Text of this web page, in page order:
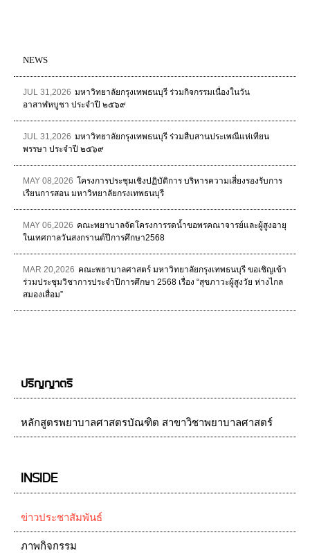
NEWS
JUL 31,2026 มหาวิทยาลัยกรุงเทพธนบุรี ร่วมกิจกรรมเนื่องในวัน
อาสาฬหบูชา ประจำปี ๒๕๖๙
JUL 31,2026 มหาวิทยาลัยกรุงเทพธนบุรี ร่วมสืบสานประเพณีแห่เทียน
พรรษา ประจำปี ๒๕๖๙
MAY 08,2026 โครงการประชุมเชิงปฏิบัติการ บริหารความเสี่ยงรองรับการ
เรียนการสอน มหาวิทยาลัยกรงเทพธนบุรี
MAY 06,2026 คณะพยาบาลจัดโครงการรดน้ำขอพรคณาจารย์และผู้สูงอายุ
ในเทศกาลวันสงกรานต์ปีการศึกษา2568
MAR 20,2026 คณะพยาบาลศาสตร์ มหาวิทยาลัยกรุงเทพธนบุรี ขอเชิญเข้า
ร่วมประชุมวิชาการประจำปีการศึกษา 2568 เรื่อง “สุขภาวะผู้สูงวัย ห่างไกล
สมองเสื่อม”
ปริญญาตรี
หลักสูตรพยาบาลศาสตรบัณฑิต สาขาวิชาพยาบาลศาสตร์
INSIDE
ข่าวประชาสัมพันธ์
ภาพกิจกรรม